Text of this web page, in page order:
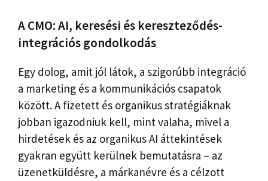
A CMO: AI, keresési és kereszteződés-
integrációs gondolkodás
Egy dolog, amit jól látok, a szigorúbb integráció
a marketing és a kommunikációs csapatok
között. A fizetett és organikus stratégiáknak
jobban igazodniuk kell, mint valaha, mivel a
hirdetések és az organikus AI áttekintések
gyakran együtt kerülnek bemutatásra – az
üzenetküldésre, a márkanévre és a célzott